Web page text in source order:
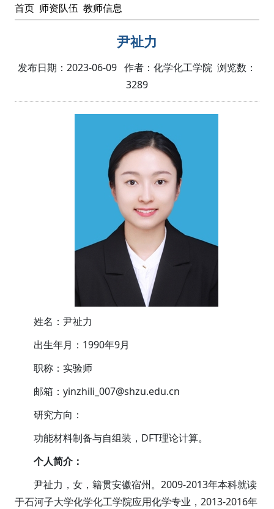
首页 师资队伍 教师信息
尹祉力
发布日期：2023-06-09 作者：化学化工学院 浏览数：
3289
姓名：尹祉力
出生年月：1990年9月
职称：实验师
邮箱：yinzhili_007@shzu.edu.cn
研究方向：
功能材料制备与自组装，DFT理论计算。
个人简介：
尹祉力，女，籍贯安徽宿州。2009-2013年本科就读
于石河子大学化学化工学院应用化学专业，2013-2016年